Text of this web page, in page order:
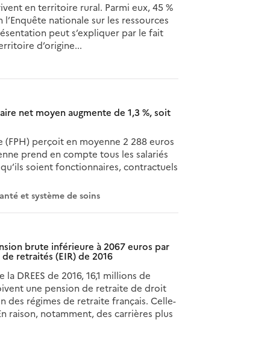
en territoire rural. Parmi eux, 45 %
nationale sur les ressources
peut s’expliquer par le fait
d’origine...
net moyen augmente de 1,3 %, soit
perçoit en moyenne 2 288 euros
prend en compte tous les salariés
soient fonctionnaires, contractuels
et système de soins
brute inférieure à 2067 euros par
retraités (EIR) de 2016
DREES de 2016, 16,1 millions de
une pension de retraite de droit
des régimes de retraite français. Celle-
raison, notamment, des carrières plus